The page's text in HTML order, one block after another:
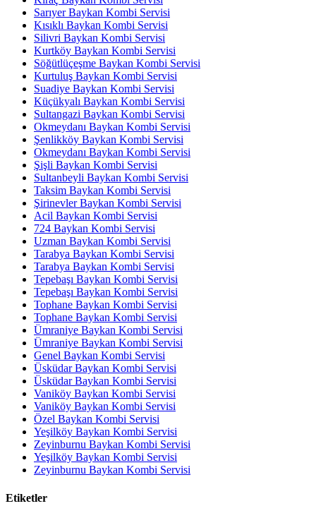
Sarıyer Baykan Kombi Servisi
Kısıklı Baykan Kombi Servisi
Silivri Baykan Kombi Servisi
Kurtköy Baykan Kombi Servisi
Söğütlüçeşme Baykan Kombi Servisi
Kurtuluş Baykan Kombi Servisi
Suadiye Baykan Kombi Servisi
Küçükyalı Baykan Kombi Servisi
Sultangazi Baykan Kombi Servisi
Okmeydanı Baykan Kombi Servisi
Şenlikköy Baykan Kombi Servisi
Okmeydanı Baykan Kombi Servisi
Şişli Baykan Kombi Servisi
Sultanbeyli Baykan Kombi Servisi
Taksim Baykan Kombi Servisi
Şirinevler Baykan Kombi Servisi
Acil Baykan Kombi Servisi
724 Baykan Kombi Servisi
Uzman Baykan Kombi Servisi
Tarabya Baykan Kombi Servisi
Tarabya Baykan Kombi Servisi
Tepebaşı Baykan Kombi Servisi
Tepebaşı Baykan Kombi Servisi
Tophane Baykan Kombi Servisi
Tophane Baykan Kombi Servisi
Ümraniye Baykan Kombi Servisi
Ümraniye Baykan Kombi Servisi
Genel Baykan Kombi Servisi
Üsküdar Baykan Kombi Servisi
Üsküdar Baykan Kombi Servisi
Vaniköy Baykan Kombi Servisi
Vaniköy Baykan Kombi Servisi
Özel Baykan Kombi Servisi
Yeşilköy Baykan Kombi Servisi
Zeyinburnu Baykan Kombi Servisi
Yeşilköy Baykan Kombi Servisi
Zeyinburnu Baykan Kombi Servisi
Etiketler